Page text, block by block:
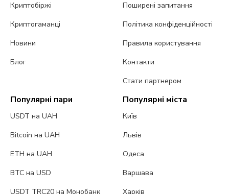
Криптобіржі
Криптогаманці
Новини
Блог
Поширені запитання
Політика конфіденційності
Правила користування
Контакти
Стати партнером
Популярні пари
USDT на UAH
Bitcoin на UAH
ETH на UAH
BTC на USD
USDT TRC20 на Монобанк
Популярні міста
Київ
Львів
Одеса
Варшава
Харків